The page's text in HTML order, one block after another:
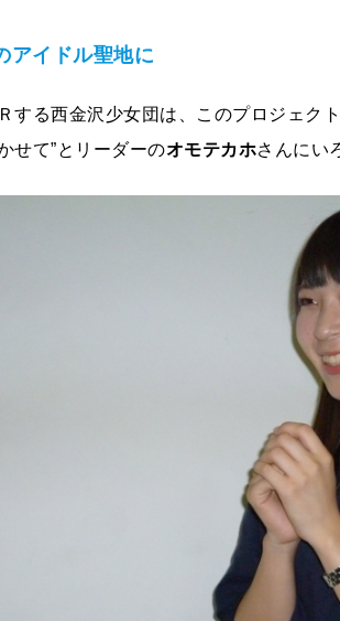
アイドル聖地に
する西金沢少女団は、このプロジェク
せて”とリーダーのオモテカホさんにい